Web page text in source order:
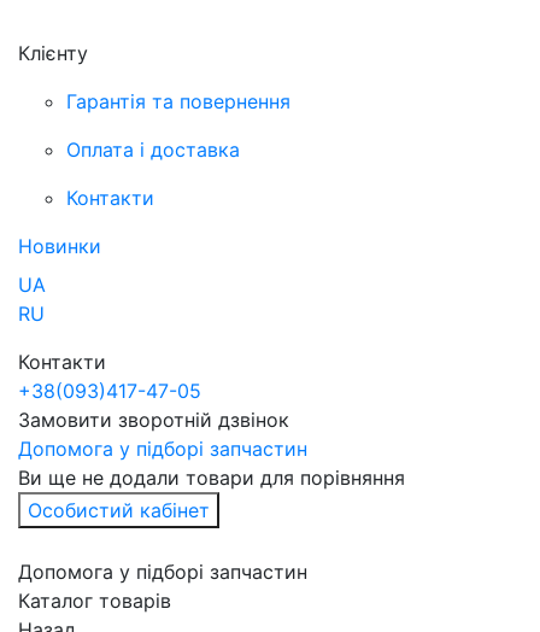
Клієнту
Гарантія та повернення
Оплата і доставка
Контакти
Новинки
UA
RU
Контакти
+38(093)417-47-05
Замовити зворотній дзвінок
Допомога у підборі запчастин
Ви ще не додали товари для порівняння
Особистий кабінет
Допомога у підборі запчастин
Каталог товарів